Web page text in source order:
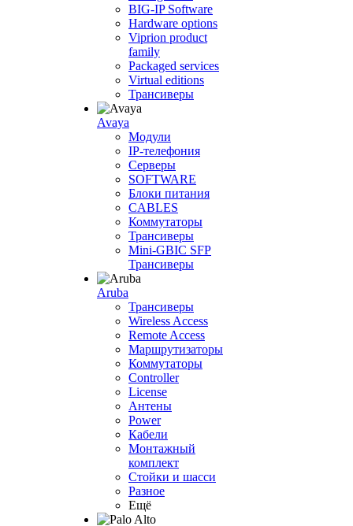
BIG-IP Software
Hardware options
Viprion product
family
Packaged services
Virtual editions
Трансиверы
Avaya
Модули
IP-телефония
Серверы
SOFTWARE
Блоки питания
CABLES
Коммутаторы
Трансиверы
Mini-GBIC SFP
Трансиверы
Aruba
Трансиверы
Wireless Access
Remote Access
Маршрутизаторы
Коммутаторы
Controller
License
Антены
Power
Кабели
Монтажный
комплект
Стойки и шасси
Разное
Ещё